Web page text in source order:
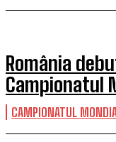
România
Campionatul
CAMPIONATUL